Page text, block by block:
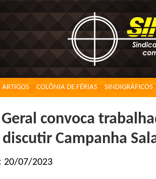
ARTIGOS COLÔNIA DE FÉRIAS SINDIGRÁFICOS
convoca
Campanha
20/07/2023